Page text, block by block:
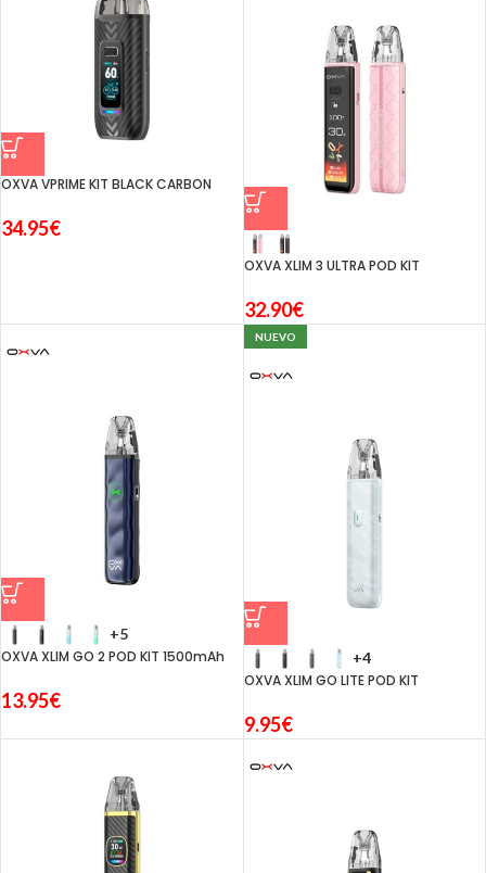
OXVA VPRIME KIT BLACK CARBON
34.95€
OXVA XLIM 3 ULTRA POD KIT
32.90€
+5
OXVA XLIM GO 2 POD KIT 1500mAh
13.95€
NUEVO
+4
OXVA XLIM GO LITE POD KIT
9.95€